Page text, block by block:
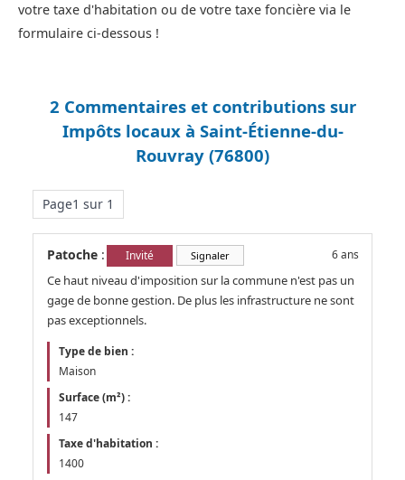
votre taxe d'habitation ou de votre taxe foncière via le
formulaire ci-dessous !
2 Commentaires et contributions sur
Impôts locaux à Saint-Étienne-du-
Rouvray (76800)
Page1 sur 1
Patoche : Invité Signaler 6 ans
Ce haut niveau d'imposition sur la commune n'est pas un
gage de bonne gestion. De plus les infrastructure ne sont
pas exceptionnels.
Type de bien :
Maison
Surface (m²) :
147
Taxe d'habitation :
1400